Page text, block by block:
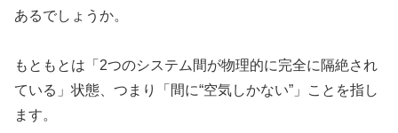
あるでしょうか。
もともとは「2つのシステム間が物理的に完全に隔絶され
ている」状態、つまり「間に“空気しかない”」ことを指し
ます。